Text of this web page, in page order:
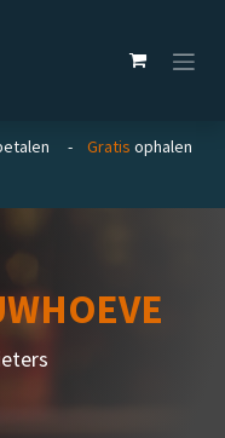
betalen - Gratis ophalen